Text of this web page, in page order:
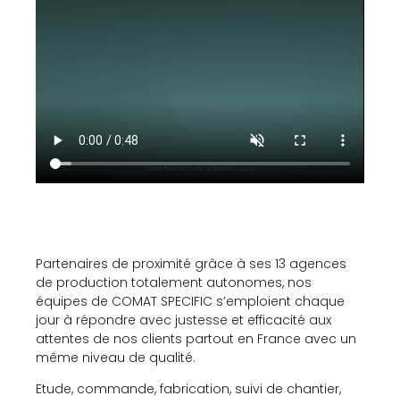
Partenaires de proximité grâce à ses 13 agences
de production totalement autonomes, nos
équipes de COMAT SPECIFIC s’emploient chaque
jour à répondre avec justesse et efficacité aux
attentes de nos clients partout en France avec un
même niveau de qualité.
Etude, commande, fabrication, suivi de chantier,